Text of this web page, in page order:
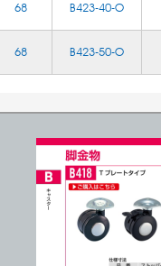
68 B423-40-O
68 B423-50-O